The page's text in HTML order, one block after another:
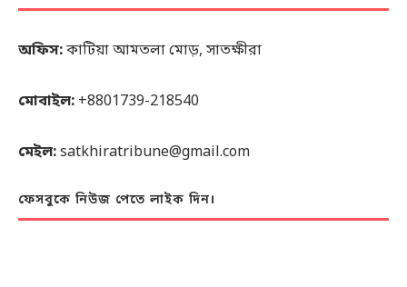
অফিস:কাটিয়া আমতলা মোড়, সাতক্ষীরা
মোবাইল: +8801739-218540
মেইল:satkhiratribune@gmail.com
ফেসবুকে নিউজ পেতে লাইক দিন।